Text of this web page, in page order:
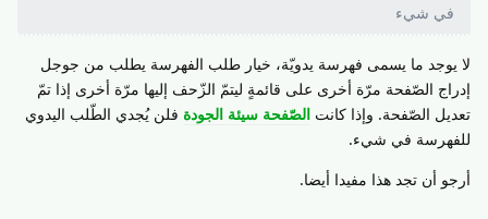
في شيء
لا يوجد ما يسمى فهرسة يدويّة، خيار طلب الفهرسة يطلب من جوجل
إدراج الصّفحة مرّة أخرى على قائمةٍ ليتمّ الزّحف إليها مرّة أخرى إذا تمّ
تعديل الصّفحة. وإذا كانت الصّفحة سيئة الجودة فلن يُجدي الطّلب اليدوي
للفهرسة في شيء.
أرجو أن تجد هذا مفيدا أيضا.